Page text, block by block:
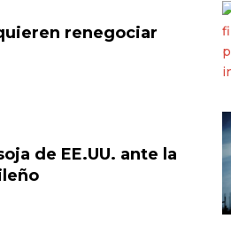
renegociar
de EE.UU. ante la